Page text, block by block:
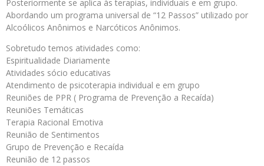
Posteriormente se aplica às terapias, individuais e em grupo.
Abordando um programa universal de “12 Passos” utilizado por
Alcoólicos Anônimos e Narcóticos Anônimos.
Sobretudo temos atividades como:
Espiritualidade Diariamente
Atividades sócio educativas
Atendimento de psicoterapia individual e em grupo
Reuniões de PPR ( Programa de Prevenção a Recaída)
Reuniões Temáticas
Terapia Racional Emotiva
Reunião de Sentimentos
Grupo de Prevenção e Recaída
Reunião de 12 passos